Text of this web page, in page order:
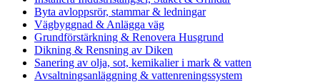
Byta avloppsrör, stammar & ledningar
Vägbyggnad & Anlägga väg
Grundförstärkning & Renovera Husgrund
Dikning & Rensning av Diken
Sanering av olja, sot, kemikalier i mark & vatten
Avsaltningsanläggning & vattenreningssystem